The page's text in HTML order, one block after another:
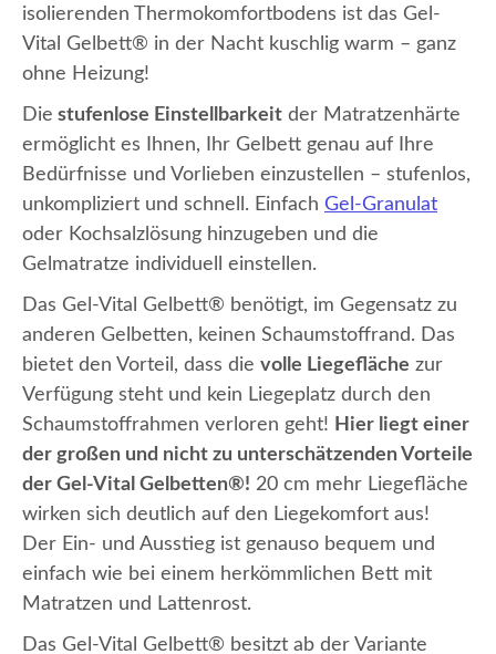
isolierenden Thermokomfortbodens ist das Gel-
Vital Gelbett® in der Nacht kuschlig warm – ganz
ohne Heizung!
Die stufenlose Einstellbarkeit der Matratzenhärte
ermöglicht es Ihnen, Ihr Gelbett genau auf Ihre
Bedürfnisse und Vorlieben einzustellen – stufenlos,
unkompliziert und schnell. Einfach Gel-Granulat
oder Kochsalzlösung hinzugeben und die
Gelmatratze individuell einstellen.
Das Gel-Vital Gelbett® benötigt, im Gegensatz zu
anderen Gelbetten, keinen Schaumstoffrand. Das
bietet den Vorteil, dass die volle Liegefläche zur
Verfügung steht und kein Liegeplatz durch den
Schaumstoffrahmen verloren geht! Hier liegt einer
der großen und nicht zu unterschätzenden Vorteile
der Gel-Vital Gelbetten®! 20 cm mehr Liegefläche
wirken sich deutlich auf den Liegekomfort aus!
Der Ein- und Ausstieg ist genauso bequem und
einfach wie bei einem herkömmlichen Bett mit
Matratzen und Lattenrost.
Das Gel-Vital Gelbett® besitzt ab der Variante